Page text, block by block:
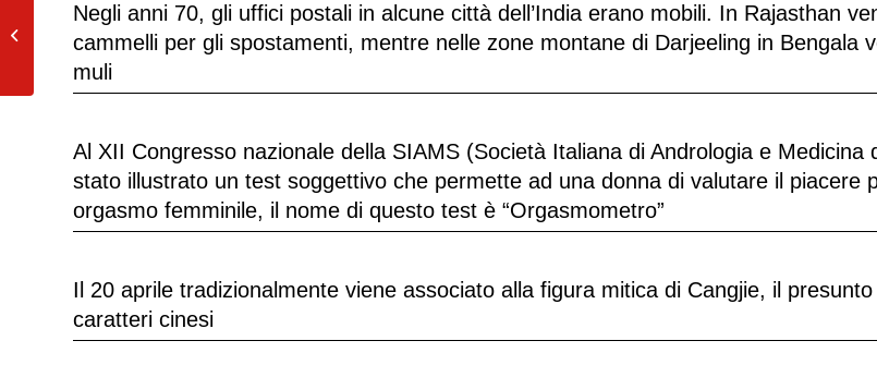
Negli anni 70, gli uffici postali in alcune città dell’India erano mobili. In Rajasthan
cammelli per gli spostamenti, mentre nelle zone montane di Darjeeling in Bengala
muli
Al XII Congresso nazionale della SIAMS (Società Italiana di Andrologia e Medicina
stato illustrato un test soggettivo che permette ad una donna di valutare il piacere
orgasmo femminile, il nome di questo test è “Orgasmometro”
Il 20 aprile tradizionalmente viene associato alla figura mitica di Cangjie, il
caratteri cinesi
L’hashish si produce con la resina
della cannabis. Si presenta in forma...